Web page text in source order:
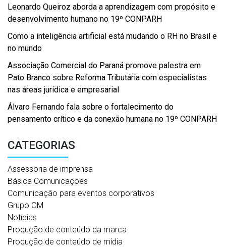
Leonardo Queiroz aborda a aprendizagem com propósito e
desenvolvimento humano no 19º CONPARH
Como a inteligência artificial está mudando o RH no Brasil e
no mundo
Associação Comercial do Paraná promove palestra em
Pato Branco sobre Reforma Tributária com especialistas
nas áreas jurídica e empresarial
Álvaro Fernando fala sobre o fortalecimento do
pensamento crítico e da conexão humana no 19º CONPARH
CATEGORIAS
Assessoria de imprensa
Básica Comunicações
Comunicação para eventos corporativos
Grupo OM
Notícias
Produção de conteúdo da marca
Produção de conteúdo de mídia